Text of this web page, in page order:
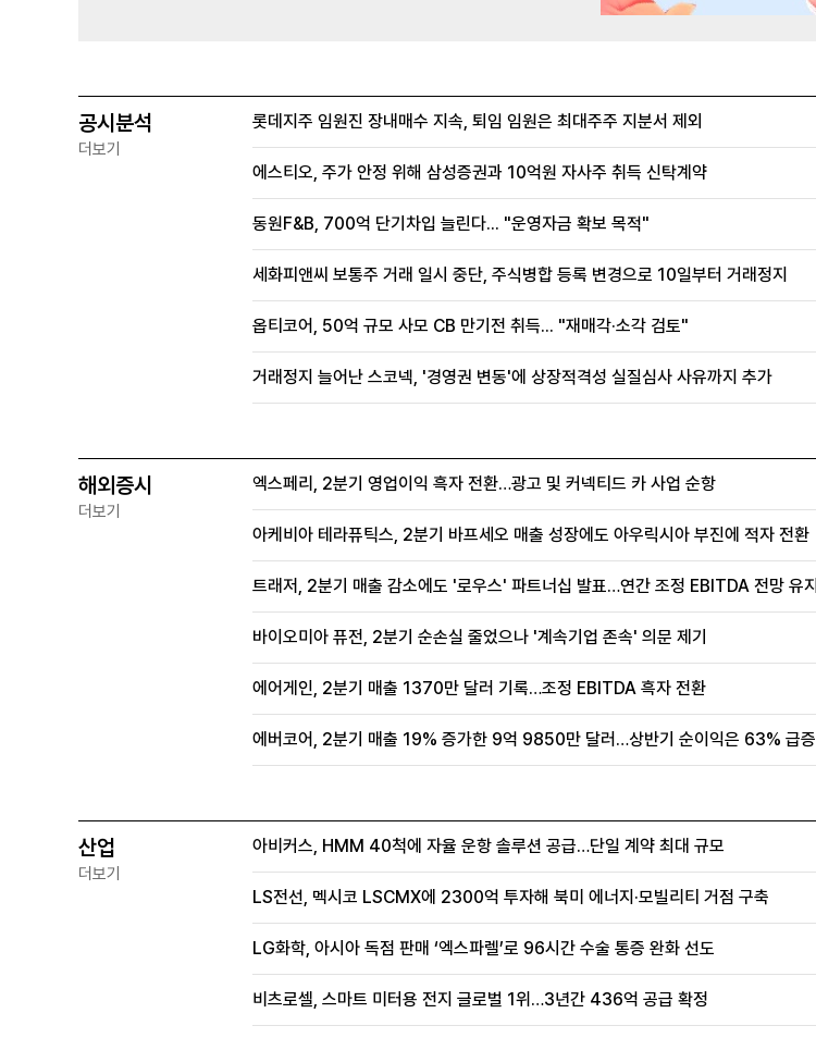
공시분석
더보기
롯데지주 임원진 장내매수 지속, 퇴임 임원은 최대주주 지분서 제외
에스티오, 주가 안정 위해 삼성증권과 10억원 자사주 취득 신탁계약
동원F&B, 700억 단기차입 늘린다... "운영자금 확보 목적"
세화피앤씨 보통주 거래 일시 중단, 주식병합 등록 변경으로 10일부터 거래정지
옵티코어, 50억 규모 사모 CB 만기전 취득... "재매각·소각 검토"
거래정지 늘어난 스코넥, '경영권 변동'에 상장적격성 실질심사 사유까지 추가
해외증시
더보기
엑스페리, 2분기 영업이익 흑자 전환…광고 및 커넥티드 카 사업 순항
아케비아 테라퓨틱스, 2분기 바프세오 매출 성장에도 아우릭시아 부진에 적자 전환
트래저, 2분기 매출 감소에도 '로우스' 파트너십 발표…연간 조정 EBITDA 전망 유지
바이오미아 퓨전, 2분기 순손실 줄었으나 '계속기업 존속' 의문 제기
에어게인, 2분기 매출 1370만 달러 기록…조정 EBITDA 흑자 전환
에버코어, 2분기 매출 19% 증가한 9억 9850만 달러…상반기 순이익은 63% 급증
산업
더보기
아비커스, HMM 40척에 자율 운항 솔루션 공급…단일 계약 최대 규모
LS전선, 멕시코 LSCMX에 2300억 투자해 북미 에너지·모빌리티 거점 구축
LG화학, 아시아 독점 판매 ‘엑스파렐’로 96시간 수술 통증 완화 선도
비츠로셀, 스마트 미터용 전지 글로벌 1위…3년간 436억 공급 확정